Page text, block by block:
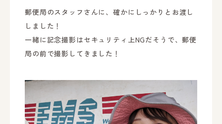
郵便局のスタッフさんに、確かにしっかりとお渡し
しました！
一緒に記念撮影はセキュリティ上NGだそうで、郵便
局の前で撮影してきました！